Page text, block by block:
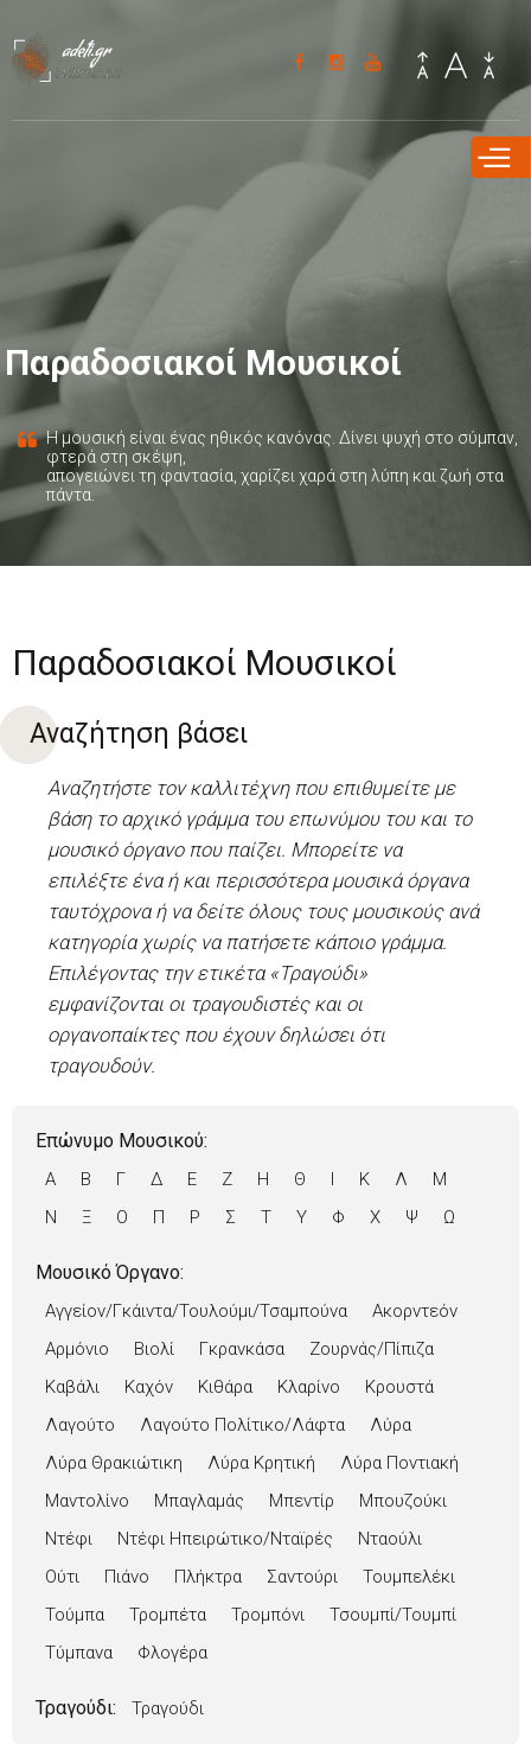
Παραδοσιακοί Μουσικοί
Η μουσική είναι ένας ηθικός κανόνας. Δίνει ψυχή στο σύμπαν,
φτερά στη σκέψη,
απογειώνει τη φαντασία, χαρίζει χαρά στη λύπη και ζωή στα
πάντα.
Παραδοσιακοί Μουσικοί
Αναζήτηση βάσει
Αναζητήστε τον καλλιτέχνη που επιθυμείτε με
βάση το αρχικό γράμμα του επωνύμου του και το
μουσικό όργανο που παίζει. Μπορείτε να
επιλέξτε ένα ή και περισσότερα μουσικά όργανα
ταυτόχρονα ή να δείτε όλους τους μουσικούς ανά
κατηγορία χωρίς να πατήσετε κάποιο γράμμα.
Επιλέγοντας την ετικέτα «Τραγούδι»
εμφανίζονται οι τραγουδιστές και οι
οργανοπαίκτες που έχουν δηλώσει ότι
τραγουδούν.
Επώνυμο Μουσικού:
Α Β Γ Δ Ε Ζ Η Θ Ι Κ Λ
Μ
Ν
Ξ Ο Π Ρ Σ Τ Υ Φ Χ Ψ Ω
Μουσικό Όργανο:
Αγγείον/Γκάιντα/Τουλούμι/Τσαμπούνα
Ακορντεόν
Αρμόνιο
Βιολί Γκρανκάσα
Ζουρνάς/Πίπιζα
Καβάλι
Καχόν Κιθάρα Κλαρίνο
Κρουστά
Λαγούτο
Λαγούτο Πολίτικο/Λάφτα
Λύρα
Λύρα Θρακιώτικη
Λύρα Κρητική
Λύρα Ποντιακή
Μαντολίνο
Μπαγλαμάς Μπεντίρ
Μπουζούκι
Ντέφι
Ντέφι Ηπειρώτικο/Νταϊρές
Νταούλι
Ούτι
Πιάνο Πλήκτρα Σαντούρι
Τουμπελέκι
Τούμπα
Τρομπέτα Τρομπόνι
Τσουμπί/Τουμπί
Τύμπανα
Φλογέρα
Τραγούδι: Τραγούδι